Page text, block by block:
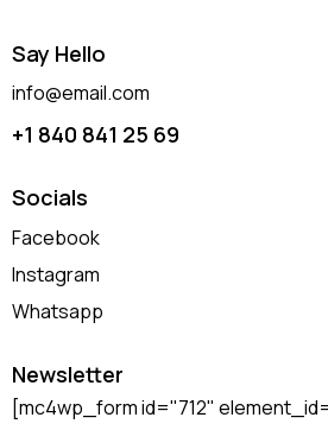
Say Hello
info@email.com
+1 840 841 25 69
Socials
Facebook
Instagram
Whatsapp
Newsletter
[mc4wp_form id="712"